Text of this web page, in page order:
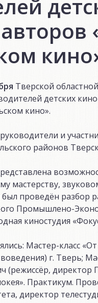
Тверской
детских
кино».
и
районов
мастерству,
проведён разбор
Промышлено-
киностудия
Мастер-класс
г. Тверь;
директор
Практикум.
директор